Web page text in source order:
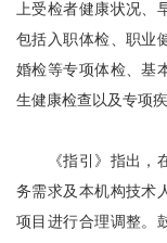
上受检者健康状况、
包括入职体检、职业
婚检等专项体检、基
生健康检查以及专项
《指引》指出，在
务需求及本机构技术
项目进行合理调整。